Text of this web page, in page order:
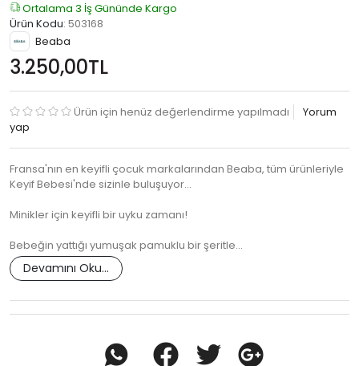
Ortalama 3 İş Gününde Kargo
Ürün Kodu: 503168
Beaba
3.250,00TL
Ürün için henüz değerlendirme yapılmadı
Yorum
yap
Fransa'nın en keyifli çocuk markalarından Beaba, tüm ürünleriyle
Keyif Bebesi'nde sizinle buluşuyor...
Minikler için keyifli bir uyku zamanı!
Bebeğin yattığı yumuşak pamuklu bir şeritle…
Devamını Oku...